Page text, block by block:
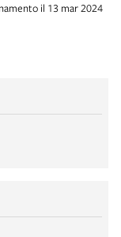
il 13 mar 2024